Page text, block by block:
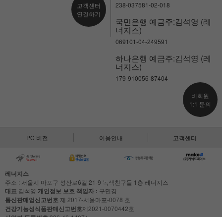
고객센터
연결하기
238-037581-02-018
국민은행 예금주:김석영 (레
너지스)
069101-04-249591
하나은행 예금주:김석영 (레
너지스)
179-910056-87404
비회원
1:1 문의
PC 버전 이용안내 고객센터
레너지스
주소 : 서울시 마포구 성산로6길 21-9 녹색친구들 1층 레너지스
대표 김석영 개인정보 보호 책임자 : 구민경
통신판매업신고번호제 2017-서울마포-0078 호
건강기능성식품판매신고번호제2021-0070442호